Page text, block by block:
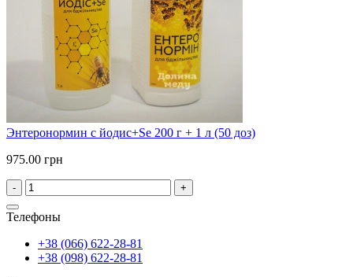
Энтеронормин с йодис+Se 200 г + 1 л (50 доз)
975.00 грн
- +
Телефоны
+38 (066) 622-28-81
+38 (098) 622-28-81